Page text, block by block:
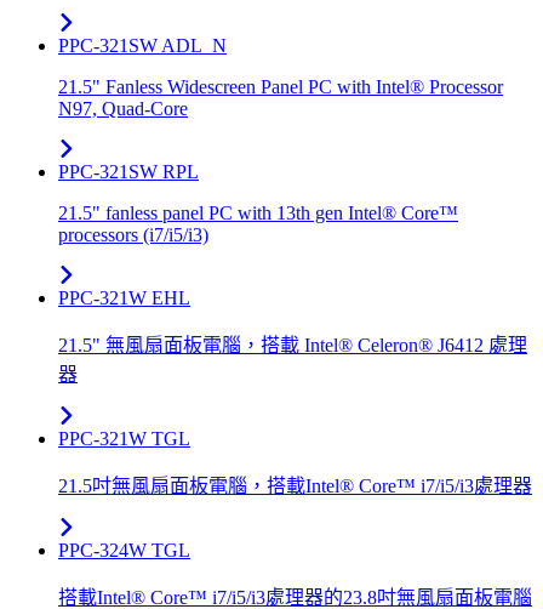
PPC-321SW ADL_N
21.5" Fanless Widescreen Panel PC with Intel® Processor
N97, Quad-Core
PPC-321SW RPL
21.5" fanless panel PC with 13th gen Intel® Core™
processors (i7/i5/i3)
PPC-321W EHL
21.5" 無風扇面板電腦，搭載 Intel® Celeron® J6412 處理
器
PPC-321W TGL
21.5吋無風扇面板電腦，搭載Intel® Core™ i7/i5/i3處理器
PPC-324W TGL
搭載Intel® Core™ i7/i5/i3處理器的23.8吋無風扇面板電腦